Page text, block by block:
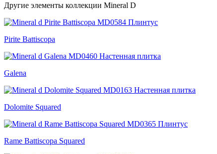
Другие элементы коллекции Mineral D
Pirite Battiscopa
Galena
Dolomite Squared
Rame Battiscopa Squared